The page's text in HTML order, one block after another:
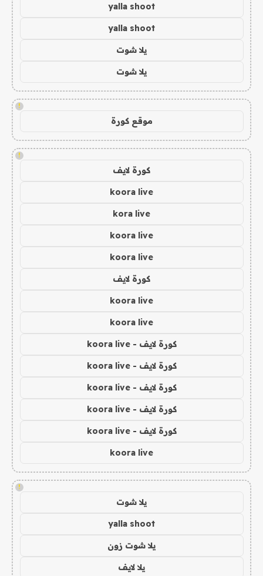
yalla shoot
yalla shoot
يلا شوت
يلا شوت
!
موقع كورة
!
كورة لايف
koora live
kora live
koora live
koora live
كورة لايف
koora live
koora live
كورة لايف - koora live
كورة لايف - koora live
كورة لايف - koora live
كورة لايف - koora live
كورة لايف - koora live
koora live
!
يلا شوت
yalla shoot
يلا شوت زون
يلا لايف